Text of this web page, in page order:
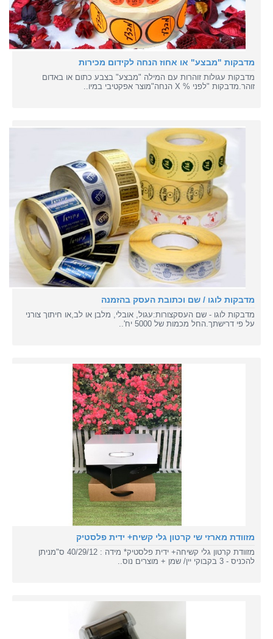
מדבקות "מבצע" או אחוז הנחה לקידום מכירות
מדבקות עגולות זוהרות עם המילה "מבצע" בצבע כתום או באדום
זוהר.מדבקות "לפני % X הנחה"מוצר אפקטיבי במיו..
מדבקות לוגו / שם וכתובת העסק בהזמנה
מדבקות לוגו - שם העסקצורות:עגול, אובלי, מלבן או לב,או חיתוך צורני
על פי דרישתך.החל מכמות של 5000 יח'..
מזוודת מארזי שי קרטון גלי קשיח+ ידית פלסטיק
מזוודת קרטון גלי קשיחה+ ידית פלסטיק* מידה : 40/29/12 ס"מניתן
להכניס - 3 בקבוקי יין/ שמן + מוצרים נוס..